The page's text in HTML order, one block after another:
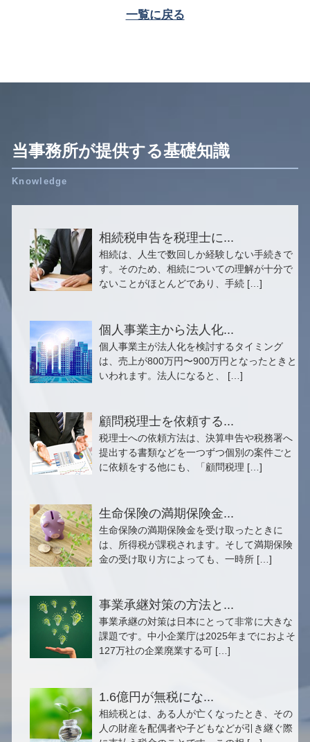
一覧に戻る
当事務所が提供する基礎知識
相続税申告を税理士に...
相続は、人生で数回しか経験しない手続きで
す。そのため、相続についての理解が十分で
ないことがほとんどであり、手続 […]
個人事業主から法人化...
個人事業主が法人化を検討するタイミング
は、売上が800万円〜900万円となったときと
いわれます。法人になると、 […]
顧問税理士を依頼する...
税理士への依頼方法は、決算申告や税務署へ
提出する書類などを一つずつ個別の案件ごと
に依頼をする他にも、「顧問税理 […]
生命保険の満期保険金...
生命保険の満期保険金を受け取ったときに
は、所得税が課税されます。そして満期保険
金の受け取り方によっても、一時所 […]
事業承継対策の方法と...
事業承継の対策は日本にとって非常に大きな
課題です。中小企業庁は2025年までにおよそ
127万社の企業廃業する可 […]
1.6億円が無税にな...
相続税とは、ある人が亡くなったとき、その
人の財産を配偶者や子どもなどが引き継ぐ際